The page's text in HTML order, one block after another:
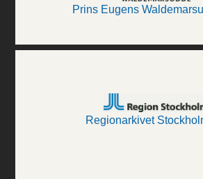
Prins Eugens
Regionarkivet